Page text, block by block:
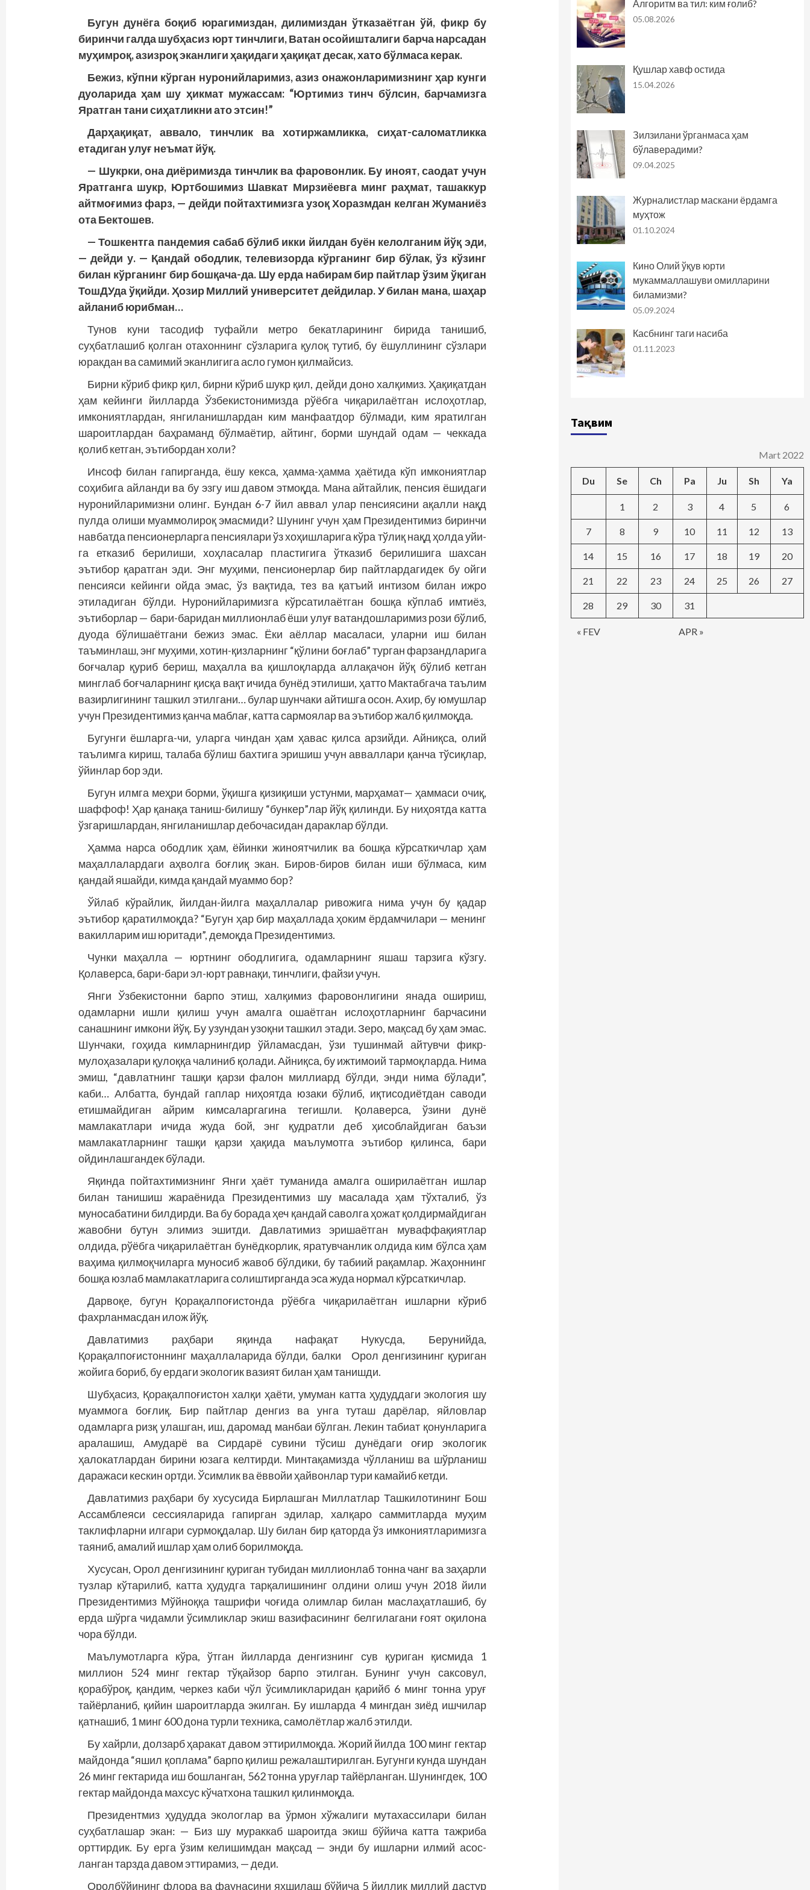
Бугун дунёга боқиб юрагимиздан, дилимиздан ўтказаётган ўй, фикр бу
биринчи галда шубҳасиз юрт тинчлиги, Ватан осойишталиги барча нарсадан
муҳимроқ, азизроқ эканлиги ҳақидаги ҳақиқат десак, хато бўлмаса керак.
Бежиз, кўпни кўрган нуронийларимиз, азиз онажонларимизнинг ҳар кунги
дуоларида ҳам шу ҳикмат мужассам: “Юртимиз тинч бўлсин, барчамизга
Яратган тани сиҳатликни ато этсин!”
Дарҳақиқат, аввало, тинч­лик ва хотиржамликка, сиҳат-саломатликка
етадиган улуғ неъмат йўқ.
— Шукрки, она диёримизда тинчлик ва фаровонлик. Бу иноят, саодат учун
Яратганга шукр, Юртбошимиз Шавкат Мирзиёевга минг раҳмат, ташаккур
айтмоғимиз фарз, — дейди пойтахтимизга узоқ Хоразмдан келган Жуманиёз
ота Бектошев.
— Тошкентга пандемия сабаб бўлиб икки йилдан буён келолганим йўқ эди,
— дейди у. — Қандай ободлик, телевизорда кўрганинг бир бўлак, ўз кўзинг
билан кўрганинг бир бошқача-да. Шу ерда набирам бир пайтлар ўзим ўқиган
ТошДУда ўқийди. Ҳозир Миллий университет дейдилар. У билан мана, шаҳар
айланиб юрибман…
Тунов куни тасодиф туфайли метро бекатларининг бирида танишиб,
суҳбатлашиб қолган отахоннинг сўзларига қулоқ тутиб, бу ёшуллининг сўзлари
юракдан ва самимий эканлигига асло гумон қилмайсиз.
Бирни кўриб фикр қил, бирни кўриб шукр қил, дейди доно халқимиз. Ҳақиқатдан
ҳам кейинги йилларда Ўзбекистонимизда рўёбга чиқарилаётган ислоҳотлар,
имкониятлардан, янгиланишлардан ким манфаатдор бўлмади, ким яратилган
шароитлардан баҳраманд бўлмаётир, айтинг, борми шундай одам — чеккада
қолиб кетган, эътибордан холи?
Инсоф билан гапирганда, ёшу кекса, ҳамма-ҳамма ҳаётида кўп имкониятлар
соҳибига айланди ва бу эзгу иш давом этмоқда. Мана айтайлик, пенсия ёшидаги
нуронийларимизни олинг. Бундан 6-7 йил аввал улар пенсиясини ақалли нақд
пулда олиши муаммолироқ эмасмиди? Шунинг учун ҳам Президентимиз биринчи
навбатда пенсионерларга пенсиялари ўз хоҳишларига кўра тўлиқ нақд ҳолда уйи­­
га етказиб берилиши, хоҳласалар пластигига ўтказиб берилишига шахсан
эътибор қаратган эди. Энг муҳими, пенсионерлар бир пайтлардагидек бу ойги
пенсияси кейинги ойда эмас, ўз вақтида, тез ва қатъий интизом билан ижро
этиладиган бўлди. Нуронийларимизга кўрсатилаётган бошқа кўплаб имтиёз,
эътиборлар — бари-баридан миллионлаб ёши улуғ ватандошларимиз рози бўлиб,
дуода бўлишаётгани бежиз эмас. Ёки аёллар масаласи, уларни иш билан
таъминлаш, энг муҳими, хотин-қизларнинг “қўлини боғлаб” турган фарзандларига
боғчалар қуриб бериш, маҳалла ва қишлоқларда аллақачон йўқ бўлиб кетган
минглаб боғчаларнинг қисқа вақт ичида бунёд этилиши, ҳатто Мактабгача таълим
вазирлигининг ташкил этилгани… булар шунчаки айтишга осон. Ахир, бу юмушлар
учун Президентимиз қанча маблағ, катта сармоялар ва эътибор жалб қилмоқда.
Бугунги ёшларга-чи, уларга чиндан ҳам ҳавас қилса арзийди. Айниқса, олий
таълимга кириш, талаба бўлиш бахтига эришиш учун авваллари қанча тўсиқлар,
ўйинлар бор эди.
Бугун илмга меҳри борми, ўқишга қизиқиши устунми, марҳамат— ҳаммаси очиқ,
шаффоф! Ҳар қанақа таниш-билишу “бункер”лар йўқ қилинди. Бу ниҳоятда катта
ўзгаришлардан, янгила­нишлар дебочасидан дараклар бўлди.
Ҳамма нарса ободлик ҳам, ёйинки жиноятчилик ва бошқа кўрсаткичлар ҳам
маҳаллалардаги аҳволга боғлиқ экан. Биров-биров билан иши бўлмаса, ким
қандай яшайди, кимда қандай муаммо бор?
Ўйлаб кўрайлик, йилдан-йилга маҳаллалар ривожига нима учун бу қадар
эътибор қаратилмоқда? “Бугун ҳар бир маҳаллада ҳоким ёрдамчилари — менинг
вакилларим иш юритади”, демоқда Президентимиз.
Чунки маҳалла — юртнинг ободлигига, одамларнинг яшаш тарзига кўзгу.
Қолаверса, бари-бари эл-юрт равнақи, тинчлиги, файзи учун.
Янги Ўзбекистонни барпо этиш, халқимиз фаровонлигини янада ошириш,
одамларни ишли қилиш учун амалга ошаётган ислоҳотларнинг барчасини
санашнинг имкони йўқ. Бу узундан узоқни ташкил этади. Зеро, мақсад бу ҳам эмас.
Шунчаки, гоҳида кимларнингдир ўйламасдан, ўзи тушинмай айтувчи фикр-
мулоҳазалари қулоққа чалиниб қолади. Айниқса, бу ижтимоий тармоқларда. Нима
эмиш, “давлатнинг ташқи қарзи фалон миллиард бўлди, энди нима бўлади”,
каби… Албатта, бундай гаплар ниҳоятда юзаки бўлиб, иқтисодиётдан саводи
етишмайдиган айрим кимсаларгагина тегишли. Қолаверса, ўзини дунё
мамлакатлари ичида жуда бой, энг қудратли деб ҳисоблайдиган баъзи
мамлакатларнинг ташқи қарзи ҳақида маълумотга эътибор қилинса, бари
ойдинлашгандек бўлади.
Яқинда пойтахтимизнинг Янги ҳаёт туманида амалга оширилаётган ишлар
билан танишиш жараёнида Президентимиз шу масалада ҳам тўхталиб, ўз
муносабатини билдирди. Ва бу борада ҳеч қандай саволга ҳожат қолдирмайдиган
жавобни бутун элимиз эшитди. Давлатимиз эришаётган муваффақиятлар
олдида, рўёбга чиқарилаётган бунёдкорлик, яратувчанлик олдида ким бўлса ҳам
ваҳима қилмоқчиларга муносиб жавоб бўлдики, бу табиий рақамлар. Жаҳоннинг
бошқа юзлаб мамлакатларига солиштирганда эса жуда нормал кўрсаткичлар.
Дарвоқе, бугун Қорақалпоғистонда рўёбга чиқарилаётган ишларни кўриб
фахрланмасдан илож йўқ.
Давлатимиз раҳбари яқинда нафақат Нукусда, Берунийда,
Қорақалпоғистоннинг маҳаллаларида бўлди, балки Орол денгизининг қуриган
жойига бориб, бу ердаги экологик вазият билан ҳам танишди.
Шубҳасиз, Қорақалпоғистон халқи ҳаёти, умуман катта ҳудуддаги экология шу
муаммога боғлиқ. Бир пайтлар денгиз ва унга туташ дарёлар, яйловлар
одамларга ризқ улашган, иш, даромад манбаи бўлган. Лекин табиат қонунларига
аралашиш, Амударё ва Сирдарё сувини тўсиш дунёдаги оғир экологик
ҳалокатлардан бирини юзага келтирди. Минтақамизда чўлланиш ва шўрланиш
даражаси кескин ортди. Ўсимлик ва ёввойи ҳайвонлар тури камайиб кетди.
Давлатимиз раҳбари бу хусусида Бирлашган Миллатлар Ташкилотининг Бош
Ассамблеяси сессияларида гапирган эдилар, халқаро саммитларда муҳим
таклифларни илгари сурмоқдалар. Шу билан бир қаторда ўз имкониятларимизга
таяниб, амалий ишлар ҳам олиб борилмоқда.
Хусусан, Орол денгизининг қуриган тубидан миллионлаб тонна чанг ва заҳарли
тузлар кўтарилиб, катта ҳудудга тарқалишининг олдини олиш учун 2018 йили
Президентимиз Мўйноққа ташрифи чоғида олимлар билан маслаҳатлашиб, бу
ерда шўрга чидамли ўсимликлар экиш вазифасининг белгилагани ғоят оқилона
чора бўлди.
Маълумотларга кўра, ўтган йилларда денгизнинг сув қуриган қисмида 1
миллион 524 минг гектар тўқайзор барпо этилган. Бунинг учун саксовул,
қорабўроқ, қандим, черкез каби чўл ўсимликларидан қарийб 6 минг тонна уруғ
тайёрланиб, қийин шароитларда экилган. Бу ишларда 4 мингдан зиёд ишчилар
қатнашиб, 1 минг 600 дона турли техника, самолётлар жалб этилди.
Бу хайрли, долзарб ҳаракат давом эттирилмоқда. Жорий йилда 100 минг гектар
майдонда “яшил қоплама” барпо қилиш режалаштирилган. Бугунги кунда шундан
26 минг гектарида иш бошланган, 562 тонна уруғлар тайёрланган. Шунингдек, 100
гектар майдонда махсус кўчатхона ташкил қилинмоқда.
Президентмиз ҳудудда экологлар ва ўрмон хўжалиги мутахассилари билан
суҳбатлашар экан: — Биз шу мураккаб шароитда экиш бўйича катта тажриба
орттирдик. Бу ерга ўзим келишимдан мақсад — энди бу ишларни илмий асос­
ланган тарзда давом эттирамиз, — деди.
Оролбўйининг флора ва фаунасини яхшилаш бўйича 5 йиллик миллий дастур
Алгоритм ва тил: ким ғолиб?
05.08.2026
Қушлар хавф остида
15.04.2026
Зилзилани ўрганмаса ҳам
бўлаверадими?
09.04.2025
Журналистлар маскани ёрдамга
муҳтож
01.10.2024
Кино Олий ўқув юрти
мукаммаллашуви омилларини
биламизми?
05.09.2024
Касбнинг таги насиба
01.11.2023
Тақвим
Mart 2022
Du Se Ch Pa Ju Sh Ya
« FEV APR »
1 2 3 4 5 6
7 8 9 10 11 12 13
14 15 16 17 18 19 20
21 22 23 24 25 26 27
28 29 30 31